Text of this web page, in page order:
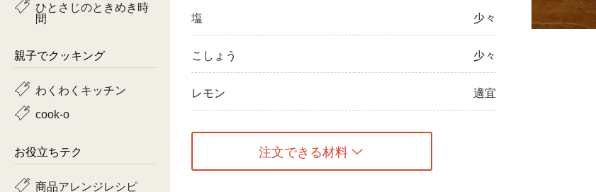
塩 少々
こしょう 少々
レモン 適宜
注文できる材料
ひとさじのときめき時
間
親子でクッキング
わくわくキッチン
cook-o
お役立ちテク
商品アレンジレシピ